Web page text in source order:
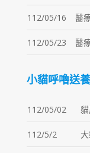
112/05/16 醫
112/05/23 醫
小貓呼嚕送
112/05/02
112/5/2